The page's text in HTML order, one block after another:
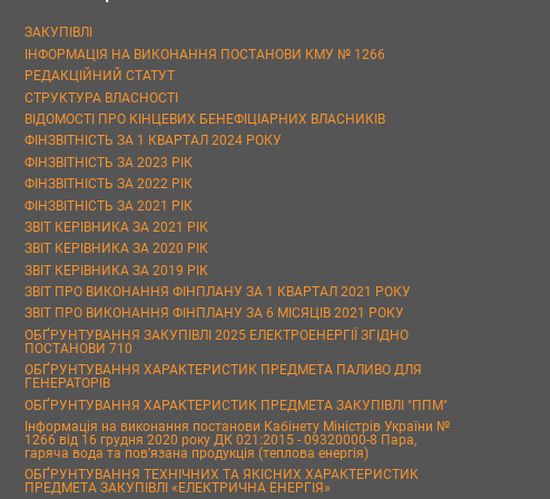
ЗАКУПІВЛІ
ІНФОРМАЦІЯ НА ВИКОНАННЯ ПОСТАНОВИ КМУ № 1266
РЕДАКЦІЙНИЙ СТАТУТ
СТРУКТУРА ВЛАСНОСТІ
ВІДОМОСТІ ПРО КІНЦЕВИХ БЕНЕФІЦІАРНИХ ВЛАСНИКІВ
ФІНЗВІТНІСТЬ ЗА 1 КВАРТАЛ 2024 РОКУ
ФІНЗВІТНІСТЬ ЗА 2023 РІК
ФІНЗВІТНІСТЬ ЗА 2022 РІК
ФІНЗВІТНІСТЬ ЗА 2021 РІК
ЗВІТ КЕРІВНИКА ЗА 2021 РІК
ЗВІТ КЕРІВНИКА ЗА 2020 РІК
ЗВІТ КЕРІВНИКА ЗА 2019 РІК
ЗВІТ ПРО ВИКОНАННЯ ФІНПЛАНУ ЗА 1 КВАРТАЛ 2021 РОКУ
ЗВІТ ПРО ВИКОНАННЯ ФІНПЛАНУ ЗА 6 МІСЯЦІВ 2021 РОКУ
ОБҐРУНТУВАННЯ ЗАКУПІВЛІ 2025 ЕЛЕКТРОЕНЕРГІЇ ЗГІДНО
ПОСТАНОВИ 710
ОБҐРУНТУВАННЯ ХАРАКТЕРИСТИК ПРЕДМЕТА ПАЛИВО ДЛЯ
ГЕНЕРАТОРІВ
ОБҐРУНТУВАННЯ ХАРАКТЕРИСТИК ПРЕДМЕТА ЗАКУПІВЛІ "ППМ"
Інформація на виконання постанови Кабінету Міністрів України №
1266 від 16 грудня 2020 року ДК 021:2015 - 09320000-8 Пара,
гаряча вода та пов’язана продукція (теплова енергія)
ОБҐРУНТУВАННЯ ТЕХНІЧНИХ ТА ЯКІСНИХ ХАРАКТЕРИСТИК
ПРЕДМЕТА ЗАКУПІВЛІ «ЕЛЕКТРИЧНА ЕНЕРГІЯ»